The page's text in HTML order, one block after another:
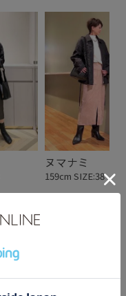
ヌマナミ
159cm SIZE:38